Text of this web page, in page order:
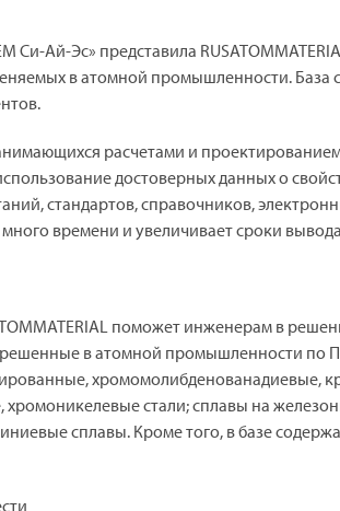
Ай-Эс» представила
в атомной промышленности. База
расчетами и
достоверных данных о
стандартов, справочников,
времени и увеличивает сроки
поможет инженерам в
в атомной промышленности по
хромомолибденованадиевые,
хромоникелевые стали; сплавы на
сплавы. Кроме того, в базе